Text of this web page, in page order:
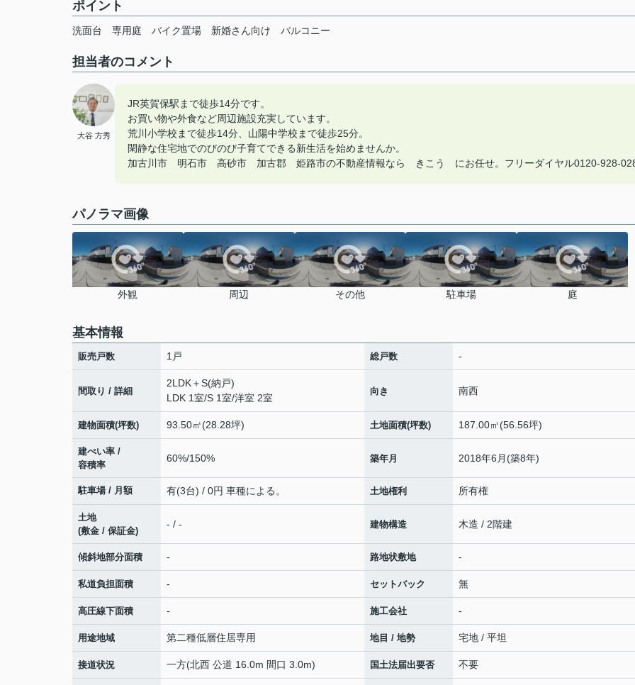
ポイント
洗面台 専用庭 バイク置場 新婚さん向け バルコニー
担当者のコメント
大谷 方秀
JR英賀保駅まで徒歩14分です。
お買い物や外食など周辺施設充実しています。
荒川小学校まで徒歩14分、山陽中学校まで徒歩25分。
閑静な住宅地でのびのび子育てできる新生活を始めませんか。
加古川市 明石市 高砂市 加古郡 姫路市の不動産情報なら きこう にお任せ。フリーダイヤル0120-928-
パノラマ画像
外観 周辺 その他 駐車場 庭
基本情報
販売戸数 1戸 総戸数 -
間取り / 詳細
2LDK＋S(納戸)
LDK 1室/S 1室/洋室 2室
向き 南西
建物面積(坪数) 93.50㎡(28.28坪) 土地面積(坪数) 187.00㎡(56.56坪)
建ぺい率 /
容積率
60%/150% 築年月 2018年6月(築8年)
駐車場 / 月額 有(3台) / 0円 車種による。 土地権利 所有権
土地
(敷金 / 保証金)
- / - 建物構造 木造 / 2階建
傾斜地部分面積 - 路地状敷地 -
私道負担面積 - セットバック 無
高圧線下面積 - 施工会社 -
用途地域 第二種低層住居専用 地目 / 地勢 宅地 / 平坦
接道状況 一方(北西 公道 16.0m 間口 3.0m) 国土法届出要否 不要